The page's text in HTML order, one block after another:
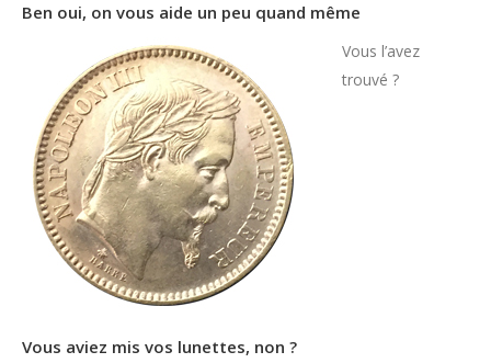
Ben oui, on vous aide un peu quand même
Vous l’avez
trouvé ?
Vous aviez mis vos lunettes, non ?